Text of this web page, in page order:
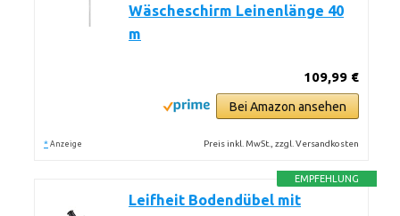
Wäscheschirm Leinenlänge 40
m
109,99 €
Bei Amazon ansehen
* Anzeige Preis inkl. MwSt., zzgl. Versandkosten
EMPFEHLUNG
Leifheit Bodendübel mit